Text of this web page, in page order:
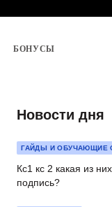
БОНУСЫ
Новости дня
ГАЙДЫ И ОБУЧАЮЩИЕ
Кс1 кс 2 какая из
подпись?